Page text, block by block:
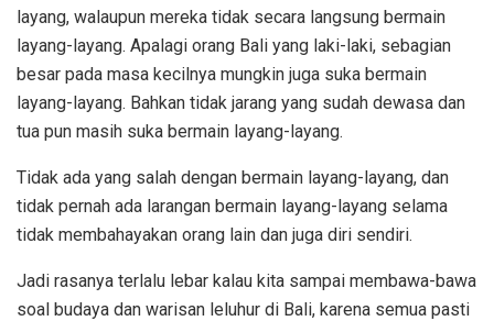
layang, walaupun mereka tidak secara langsung bermain
layang-layang. Apalagi orang Bali yang laki-laki, sebagian
besar pada masa kecilnya mungkin juga suka bermain
layang-layang. Bahkan tidak jarang yang sudah dewasa dan
tua pun masih suka bermain layang-layang.
Tidak ada yang salah dengan bermain layang-layang, dan
tidak pernah ada larangan bermain layang-layang selama
tidak membahayakan orang lain dan juga diri sendiri.
Jadi rasanya terlalu lebar kalau kita sampai membawa-bawa
soal budaya dan warisan leluhur di Bali, karena semua pasti